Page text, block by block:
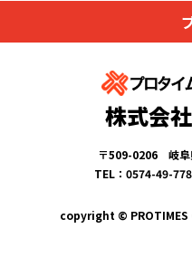
株式会
〒509-0206 岐阜
TEL：0574-49-
copyright ©